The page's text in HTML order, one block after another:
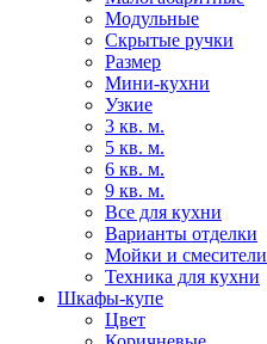
Модульные
Скрытые ручки
Размер
Мини-кухни
Узкие
3 кв. м.
5 кв. м.
6 кв. м.
9 кв. м.
Все для кухни
Варианты отделки
Мойки и смесители
Техника для кухни
Шкафы-купе
Цвет